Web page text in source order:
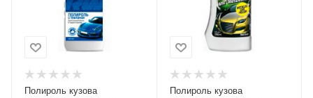
Полироль кузова
Полироль кузова